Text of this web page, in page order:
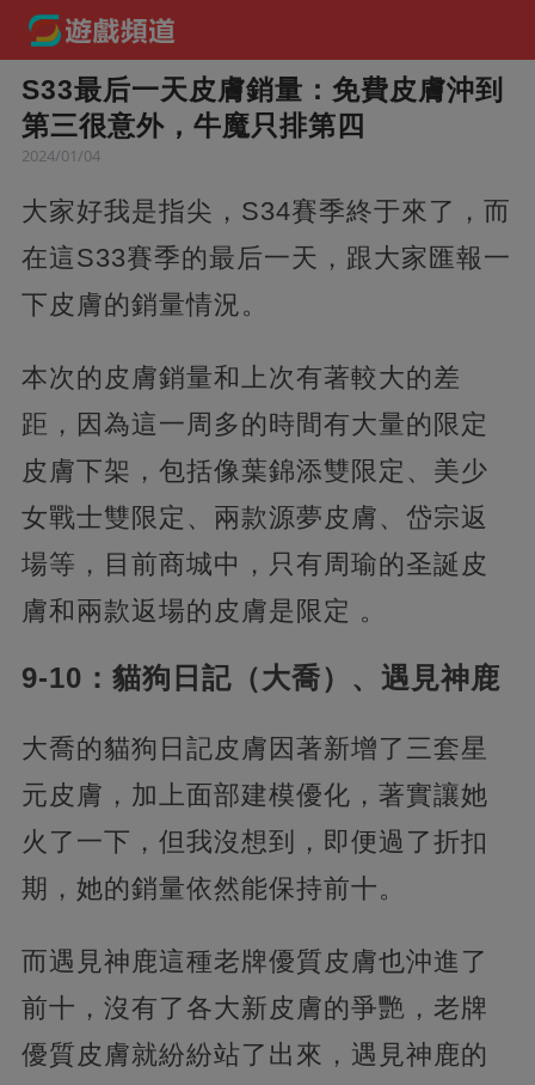
S33最后一天皮膚銷量：免費皮膚沖到
第三很意外，牛魔只排第四
2024/01/04
大家好我是指尖，S34賽季終于來了，而
在這S33賽季的最后一天，跟大家匯報一
下皮膚的銷量情況。
本次的皮膚銷量和上次有著較大的差
距，因為這一周多的時間有大量的限定
皮膚下架，包括像葉錦添雙限定、美少
女戰士雙限定、兩款源夢皮膚、岱宗返
場等，目前商城中，只有周瑜的圣誕皮
膚和兩款返場的皮膚是限定 。
9-10：貓狗日記（大喬）、遇見神鹿
大喬的貓狗日記皮膚因著新增了三套星
元皮膚，加上面部建模優化，著實讓她
火了一下，但我沒想到，即便過了折扣
期，她的銷量依然能保持前十。
而遇見神鹿這種老牌優質皮膚也沖進了
前十，沒有了各大新皮膚的爭艷，老牌
優質皮膚就紛紛站了出來，遇見神鹿的